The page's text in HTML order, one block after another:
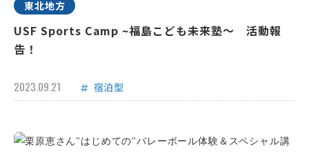
東北地方
USF Sports Camp ~福島こども未来塾～ 活動報
告！
2023.09.21 宿泊型